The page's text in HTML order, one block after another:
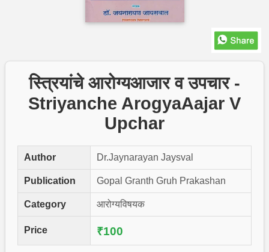
स्त्रियांचे आरोग्यआजार व उपचार -
Striyanche ArogyaAajar V
Upchar
Author Dr.Jaynarayan Jaysval
Publication Gopal Granth Gruh Prakashan
Category आरोग्यविषयक
Price ₹100